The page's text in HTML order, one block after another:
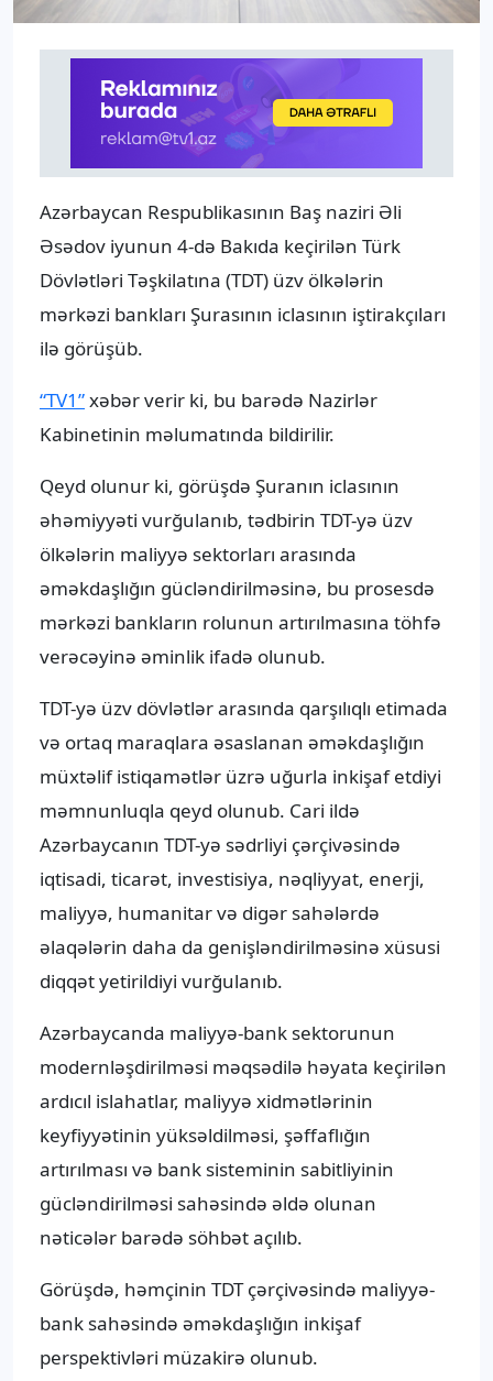
Azərbaycan Respublikasının Baş naziri Əli
Əsədov iyunun 4-də Bakıda keçirilən Türk
Dövlətləri Təşkilatına (TDT) üzv ölkələrin
mərkəzi bankları Şurasının iclasının iştirakçıları
ilə görüşüb.
“TV1”xəbər verir ki, bu barədə Nazirlər
Kabinetinin məlumatında bildirilir.
Qeyd olunur ki, görüşdə Şuranın iclasının
əhəmiyyəti vurğulanıb, tədbirin TDT-yə üzv
ölkələrin maliyyə sektorları arasında
əməkdaşlığın gücləndirilməsinə, bu prosesdə
mərkəzi bankların rolunun artırılmasına töhfə
verəcəyinə əminlik ifadə olunub.
TDT-yə üzv dövlətlər arasında qarşılıqlı etimada
və ortaq maraqlara əsaslanan əməkdaşlığın
müxtəlif istiqamətlər üzrə uğurla inkişaf etdiyi
məmnunluqla qeyd olunub. Cari ildə
Azərbaycanın TDT-yə sədrliyi çərçivəsində
iqtisadi, ticarət, investisiya, nəqliyyat, enerji,
maliyyə, humanitar və digər sahələrdə
əlaqələrin daha da genişləndirilməsinə xüsusi
diqqət yetirildiyi vurğulanıb.
Azərbaycanda maliyyə-bank sektorunun
modernləşdirilməsi məqsədilə həyata keçirilən
ardıcıl islahatlar, maliyyə xidmətlərinin
keyfiyyətinin yüksəldilməsi, şəffaflığın
artırılması və bank sisteminin sabitliyinin
gücləndirilməsi sahəsində əldə olunan
nəticələr barədə söhbət açılıb.
Görüşdə, həmçinin TDT çərçivəsində maliyyə-
bank sahəsində əməkdaşlığın inkişaf
perspektivləri müzakirə olunub.